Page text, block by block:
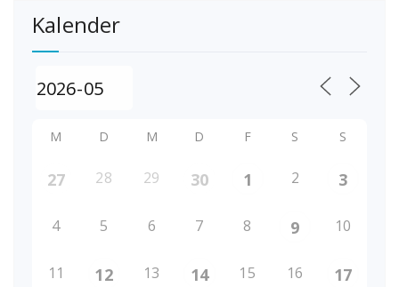
Kalender
M D M D F S S
27 28 29 30 1 2 3
4 5 6 7 8 9 10
11 12 13 14 15 16 17